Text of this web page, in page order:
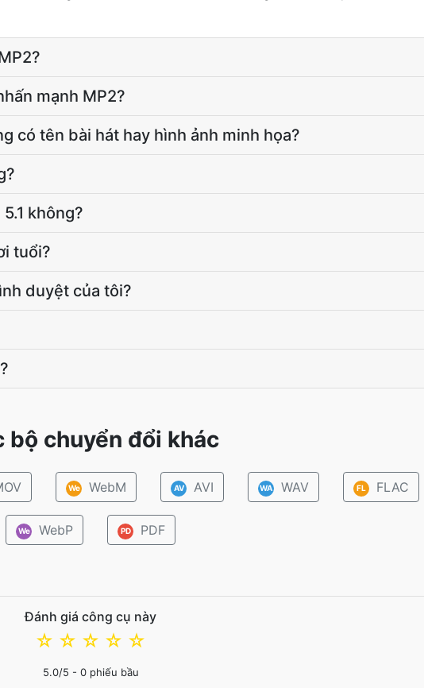
mạnh MP2?
có tên bài hát hay hình ảnh minh họa?
không?
tuổi?
duyệt của tôi?
bộ chuyển đổi khác
We WebM AV AVI WA WAV FL FLAC
We WebP PD PDF
Đánh giá công cụ này
☆
☆
☆
☆
☆
5.0/5 - 0phiếu bầu